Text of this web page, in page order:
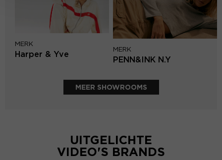
MERK
Harper & Yve
MERK
PENN&INK N.Y
MEER SHOWROOMS
UITGELICHTE
VIDEO'S BRANDS